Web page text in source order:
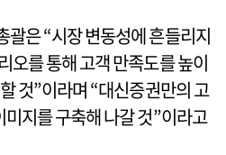
괄은 “시장 변동성에 흔들리지
오를 통해 고객 만족도를 높이
것”이라며 “대신증권만의 고
지를 구축해 나갈 것”이라고